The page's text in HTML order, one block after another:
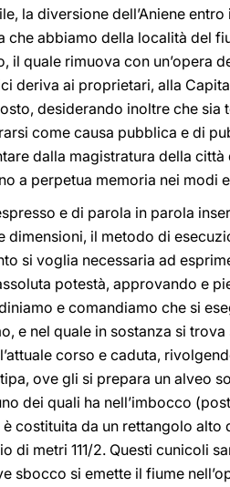
la diversione dell’Aniene
abbiamo della località del
il quale rimuova con un’opera
deriva ai proprietari, alla
desiderando inoltre che
come causa pubblica e di
dalla magistratura della
a perpetua memoria nei modi
e di parola in parola
il metodo di
si voglia necessaria ad
potestà, approvando e
e comandiamo che si
e nel quale in sostanza si
corso e caduta,
ove gli si prepara un alveo
dei quali ha nell’imbocco
costituita da un rettangolo
metri 111/2. Questi cunicoli
sbocco si emette il fiume